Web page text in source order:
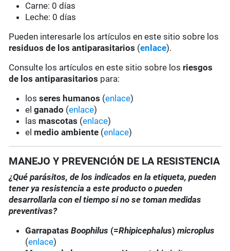
Carne: 0 días
Leche: 0 días
Pueden interesarle los artículos en este sitio sobre los
residuos de los antiparasitarios (enlace).
Consulte los artículos en este sitio sobre los riesgos
de los antiparasitarios para:
losseres humanos (enlace)
elganado (enlace)
las mascotas (enlace)
el medio ambiente (enlace)
MANEJO Y PREVENCIÓN DE LA RESISTENCIA
¿Qué parásitos, de los indicados en la etiqueta, pueden
tener ya resistencia a este producto o pueden
desarrollarla con el tiempo si no se toman medidas
preventivas?
GarrapatasBoophilus (=Rhipicephalus)microplus
(enlace)